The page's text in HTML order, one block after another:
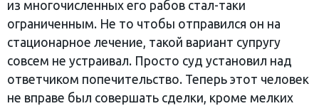
из многочисленных его рабов стал-таки
ограниченным. Не то чтобы отправился он на
стационарное лечение, такой вариант супругу
совсем не устраивал. Просто суд установил над
ответчиком попечительство. Теперь этот человек
не вправе был совершать сделки, кроме мелких